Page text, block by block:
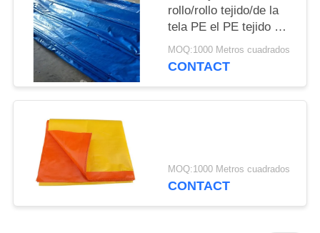
rollo/rollo tejido/de la
tela PE el PE tejido PE
de la tela (lona del PE)
MOQ:1000 Metros cuadrados
CONTACT
MOQ:1000 Metros cuadrados
CONTACT